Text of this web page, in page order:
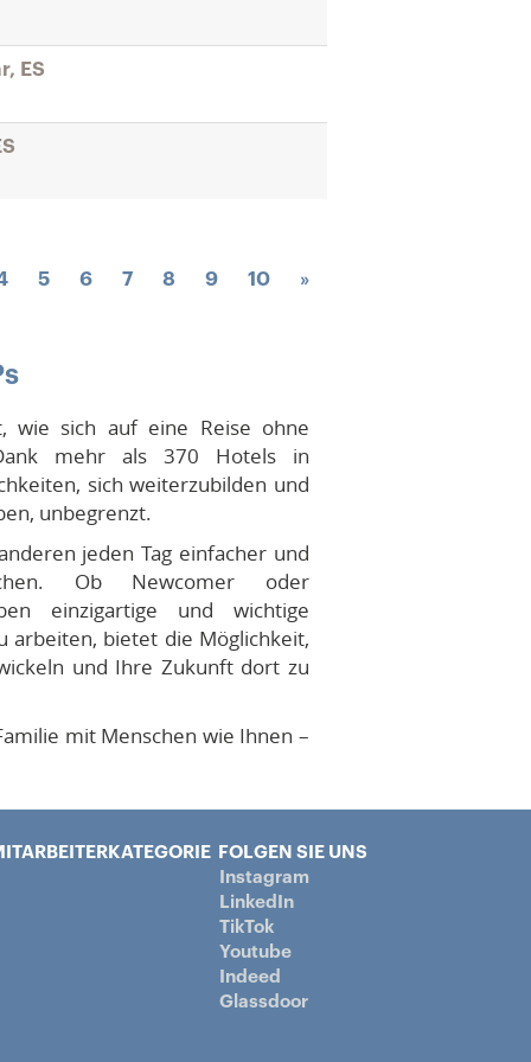
ES
5 6 7 8 9 10 »
wie sich auf eine Reise ohne
mehr als 370 Hotels in
sich weiterzubilden und
unbegrenzt.
jeden Tag einfacher und
Ob Newcomer oder
einzigartige und wichtige
arbeiten, bietet die Möglichkeit,
und Ihre Zukunft dort zu
mit Menschen wie Ihnen –
FOLGEN SIE UNS
Instagram
LinkedIn
TikTok
Youtube
Indeed
Glassdoor